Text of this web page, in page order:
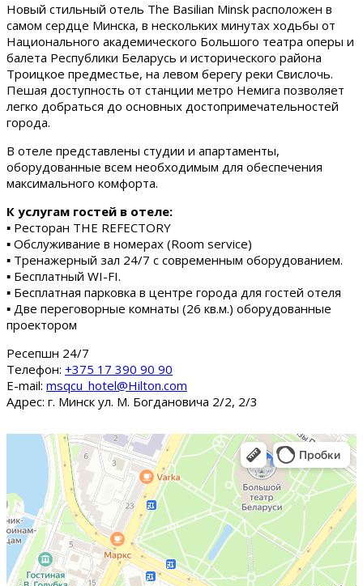
Новый стильный отель The Basilian Minsk расположен в
самом сердце Минска, в нескольких минутах ходьбы от
Национального академического Большого театра оперы и
балета Республики Беларусь и исторического района
Троицкое предместье, на левом берегу реки Свислочь.
Пешая доступность от станции метро Немига позволяет
легко добраться до основных достопримечательностей
города.
В отеле представлены студии и апартаменты,
оборудованные всем необходимым для обеспечения
максимального комфорта.
К услугам гостей в отеле:
▪ Ресторан THE REFECTORY
▪ Обслуживание в номерах (Room service)
▪ Тренажерный зал 24/7 с современным оборудованием.
▪ Бесплатный WI-FI.
▪ Бесплатная парковка в центре города для гостей отеля
▪ Две переговорные комнаты (26 кв.м.) оборудованные
проектором
Ресепшн 24/7
Tелефон: +375 17 390 90 90
E-mail: msqcu_hotel@Hilton.com
Адрес: г. Минск ул. М. Богдановича 2/2, 2/3